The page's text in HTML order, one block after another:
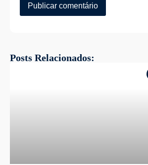
Posts Relacionados: